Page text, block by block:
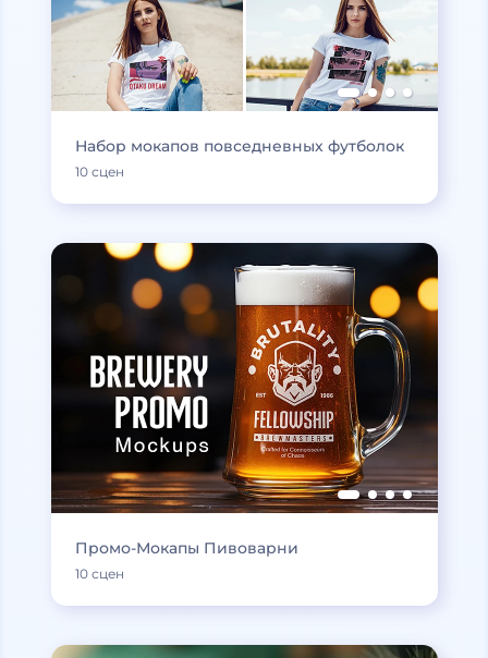
Набор мокапов повседневных футболок
10 сцен
Промо-Мокапы Пивоварни
10 сцен